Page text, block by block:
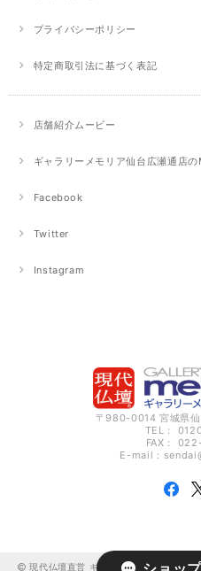
プライバシーポリシー
特定商取引法に基づく表記
店舗紹介ムービー
ギャラリーメモリア仙台広瀬通店の
Facebook
Twitter
Instagram
〒980-0014 宮城県
TEL：
FAX：
E-mail：
現代仏壇直営 ギャラリーメモリア仙台